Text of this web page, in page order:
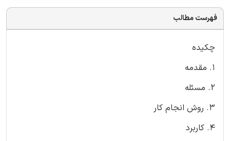
فهرست مطالب
چکیده
1. مقدمه
2. مسئله
3. روش انجام کار
4. کاربرد